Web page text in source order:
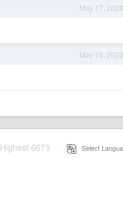
May 17, 2020
May 16, 2020
Highest 6679 Select